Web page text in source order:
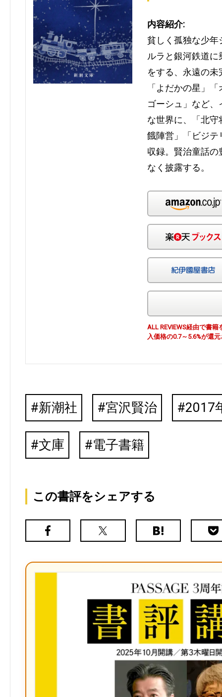
内容紹介:
貧しく孤独な少年
ルラと銀河鉄道
をする、永遠の
「よだかの星」
ゴーシュ」など
な世界に、「北
餓陣営」「ビジテ
収録。賢治童話
なく披露する。
ALL REVIEWS経由で書
入価格の0.7～5.6%が還
新潮社 宮沢賢治 2017
文庫 電子書籍
この書評をシェアする
Facebook
X（旧
は
ク
マ
ー
ク